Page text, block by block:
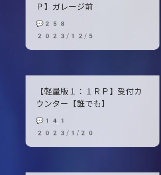
Ｐ】ガレージ前
💬258
2023/12/5
【軽量版１：１ＲＰ】受付カ
ウンター【誰でも】
💬141
2023/1/20